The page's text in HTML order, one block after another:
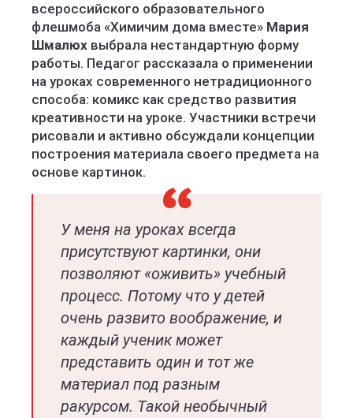
всероссийского образовательного
флешмоба «Химичим дома вместе» Мария
Шмалюх выбрала нестандартную форму
работы. Педагог рассказала о применении
на уроках современного нетрадиционного
способа: комикс как средство развития
креативности на уроке. Участники встречи
рисовали и активно обсуждали концепции
построения материала своего предмета на
основе картинок.
У меня на уроках всегда
присутствуют картинки, они
позволяют «оживить» учебный
процесс. Потому что у детей
очень развито воображение, и
каждый ученик может
представить один и тот же
материал под разным
ракурсом. Такой необычный